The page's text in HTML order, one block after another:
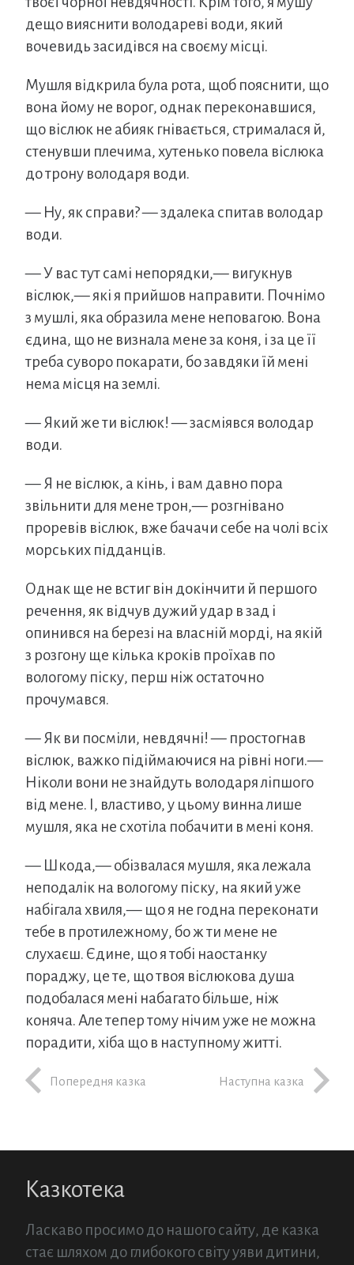
дещо вияснити володареві води, який
вочевидь засидівся на своєму місці.
Мушля відкрила була рота, щоб пояснити, що
вона йому не ворог, однак переконавшися,
що віслюк не абияк гнівається, стрималася й,
стенувши плечима, хутенько повела віслюка
до трону володаря води.
— Ну, як справи? — здалека спитав володар
води.
— У вас тут самі непорядки,— вигукнув
віслюк,— які я прийшов направити. Почнімо
з мушлі, яка образила мене неповагою. Вона
єдина, що не визнала мене за коня, і за це її
треба суворо покарати, бо завдяки їй мені
нема місця на землі.
— Який же ти віслюк! — засміявся володар
води.
— Я не віслюк, а кінь, і вам давно пора
звільнити для мене трон,— розгнівано
проревів віслюк, вже бачачи себе на чолі всіх
морських підданців.
Однак ще не встиг він докінчити й першого
речення, як відчув дужий удар в зад і
опинився на березі на власній морді, на якій
з розгону ще кілька кроків проїхав по
вологому піску, перш ніж остаточно
прочумався.
— Як ви посміли, невдячні! — простогнав
віслюк, важко підіймаючися на рівні ноги.—
Ніколи вони не знайдуть володаря ліпшого
від мене. І, властиво, у цьому винна лише
мушля, яка не схотіла побачити в мені коня.
— Шкода,— обізвалася мушля, яка лежала
неподалік на вологому піску, на який уже
набігала хвиля,— що я не годна переконати
тебе в протилежному, бо ж ти мене не
слухаєш. Єдине, що я тобі наостанку
пораджу, це те, що твоя віслюкова душа
подобалася мені набагато більше, ніж
коняча. Але тепер тому нічим уже не можна
порадити, хіба що в наступному житті.
Попередня казка Наступна казка
Казкотека
Ласкаво просимо до нашого сайту, де казка
стає шляхом до глибокого світу уяви дитини,